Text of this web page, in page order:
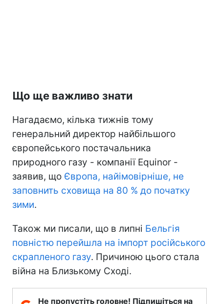
Що ще важливо знати
Нагадаємо, кілька тижнів тому
генеральний директор найбільшого
європейського постачальника
природного газу - компанії Equinor -
заявив, що Європа, найімовірніше, не
заповнить сховища на 80 % до початку
зими.
Також ми писали, що в липні Бельгія
повністю перейшла на імпорт російського
скрапленого газу. Причиною цього стала
війна на Близькому Сході.
Не пропустіть головне! Підпишіться на